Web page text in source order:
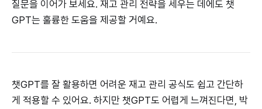
질문을 이어가 보세요. 재고 관리 전략을 세우는 데에도 챗
GPT는 훌륭한 도움을 제공할 거예요.
챗GPT를 잘 활용하면 어려운 재고 관리 공식도 쉽고 간단하
게 적용할 수 있어요. 하지만 챗GPT도 어렵게 느껴진다면, 박